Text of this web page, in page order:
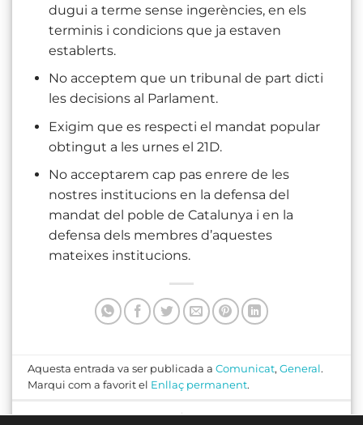
dugui a terme sense ingerències, en els
terminis i condicions que ja estaven
establerts.
No acceptem que un tribunal de part dicti
les decisions al Parlament.
Exigim que es respecti el mandat popular
obtingut a les urnes el 21D.
No acceptarem cap pas enrere de les
nostres institucions en la defensa del
mandat del poble de Catalunya i en la
defensa dels membres d’aquestes
mateixes institucions.
Aquesta entrada va ser publicada aComunicat,General .
Marqui com a favorit el Enllaç permanent.